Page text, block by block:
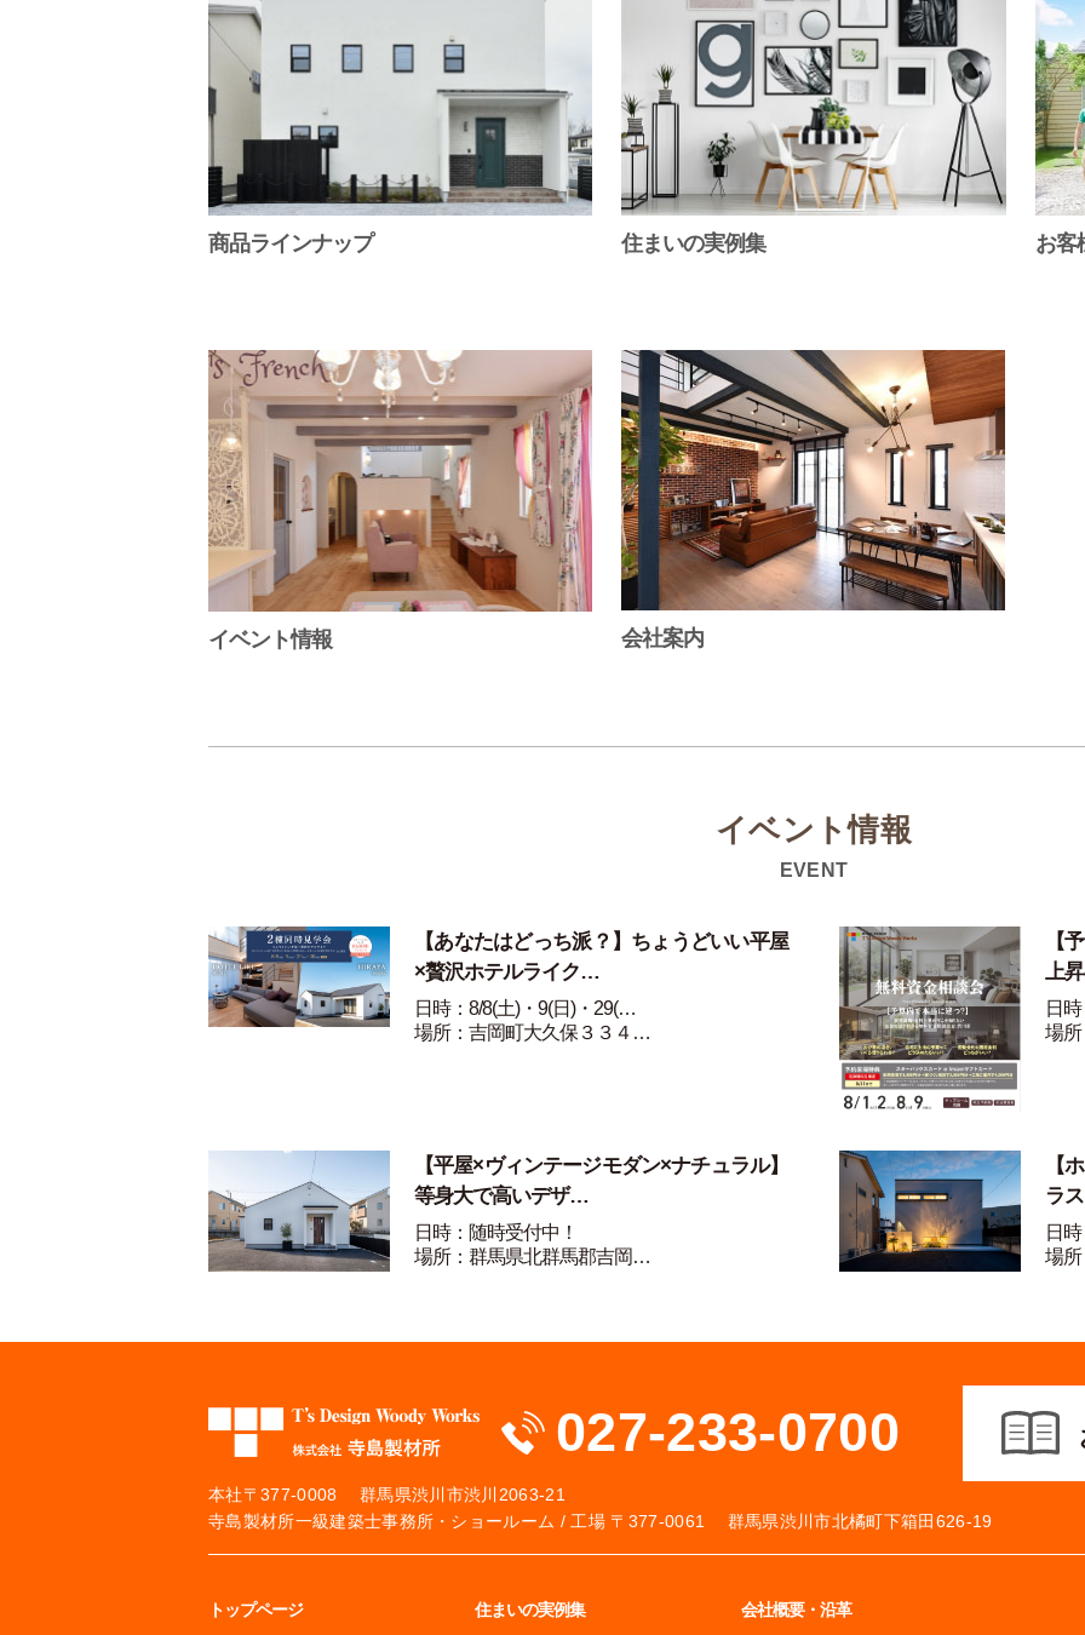
商品ラインナップ 住まいの実例集 お客
イベント情報 会社案内
イベント情報
EVENT
【あなたはどっち派？】ちょうどいい平屋
×贅沢ホテルライク…
日時：8/8(土)・9(日)・29(…
場所：吉岡町大久保３３４…
【
上
日
場
【平屋×ヴィンテージモダン×ナチュラル】
等身大で高いデザ…
日時：随時受付中！
場所：群馬県北群馬郡吉岡…
【
ラ
日
場
本社〒377-0008 群馬県渋川市渋川2063-21
寺島製材所一級建築士事務所・ショールーム / 工場 〒377-0061 群馬県渋川市北橘町下箱田626-19
027-233-0700
トップページ 住まいの実例集 会社概要・沿革